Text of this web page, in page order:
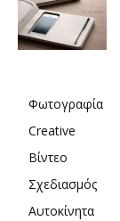
Φωτογραφία
Creative
Βίντεο
Σχεδιασμός
Αυτοκίνητα